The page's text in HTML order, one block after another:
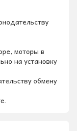
моторы в
на установку
обмену